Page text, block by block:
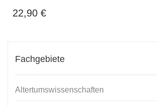
22,90 €
Fachgebiete
Altertumswissenschaften